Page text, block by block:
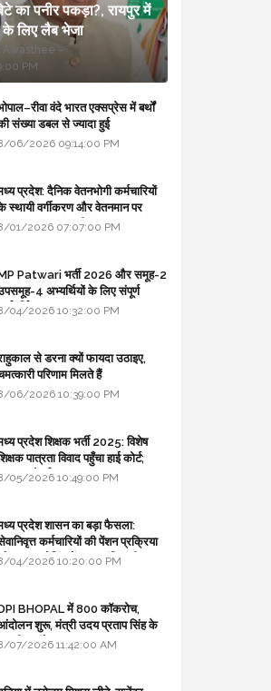
का पनीर पकड़ा?, रायपुर में
के लिए लैब भेजा
PM
वंदे भारत एक्सप्रेस में बर्थों
संख्या डबल से ज्यादा हुई
06/2026 09:14:00 PM
प्रदेश: दैनिक वेतनभोगी कर्मचारियों
स्थायी वर्गीकरण और वेतनमान पर
का बड़ा स्पष्टीकरण
01/2026 07:07:00 PM
Patwari भर्ती 2026 और समूह-2
4 अभ्यर्थियों के लिए संपूर्ण
04/2026 10:32:00 PM
से डरना क्यों फायदा उठाइए,
परिणाम मिलते हैं
06/2026 10:39:00 PM
प्रदेश शिक्षक भर्ती 2025: विशेष
पात्रता विवाद पहुँचा हाई कोर्ट;
से माँगा जवाब
05/2026 10:49:00 PM
प्रदेश शासन का बड़ा फैसला:
कर्मचारियों की पेंशन प्रक्रिया
बजट कोडिंग में हुए क्रांतिकारी
04/2026 10:20:00 PM
BHOPAL में 800 कॉकरोच,
शुरू, मंत्री उदय प्रताप सिंह के
भी जाएंगे
07/2026 11:42:00 AM